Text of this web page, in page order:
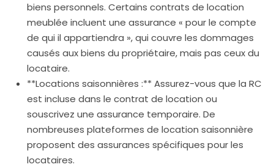
biens personnels. Certains contrats de location
meublée incluent une assurance « pour le compte
de qui il appartiendra », qui couvre les dommages
causés aux biens du propriétaire, mais pas ceux du
locataire.
**Locations saisonnières :** Assurez-vous que la RC
est incluse dans le contrat de location ou
souscrivez une assurance temporaire. De
nombreuses plateformes de location saisonnière
proposent des assurances spécifiques pour les
locataires.